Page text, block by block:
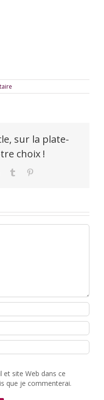
sur la plate-
choix !
Tumblr
et site Web dans ce
que je commenterai.